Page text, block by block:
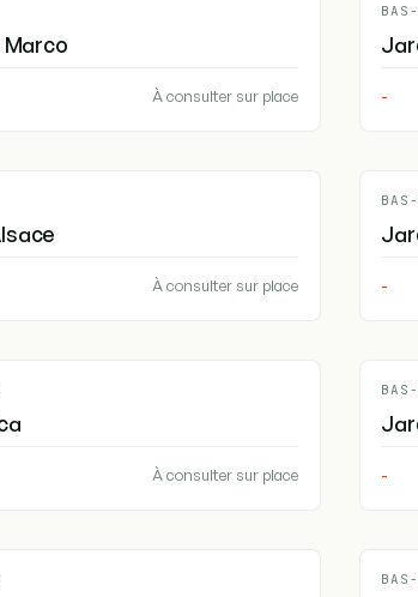
Marco
À consulter sur place -
À consulter sur place -
À consulter sur place -